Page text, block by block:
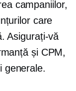
campaniilor,
care
Asigurați-vă
și CPM,
generale.